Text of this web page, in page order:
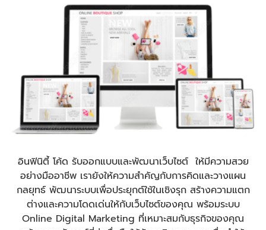
อินฟินิตี้ โค้ด รับออกแบบและพัฒนาเว็บไซต์ ให้มีความสวย
อย่างมืออาชีพ เรายังให้ความสำคัญกับการคิดและวางแผน
กลยุทธ์ พัฒนาระบบเพื่อประยุกต์ใช้ในเชิงรุก สร้างความแตก
ต่างและความโดดเด่นให้กับเว็บไซต์ของคุณ พร้อมระบบ
Online Digital Marketing ที่เหมาะสมกับธุรกิจของคุณ